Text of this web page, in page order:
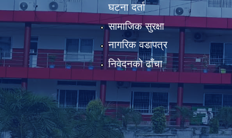
घटना दर्ता
सामाजिक सुरक्षा
नागरिक वडापत्र
निवेदनको ढाँचा